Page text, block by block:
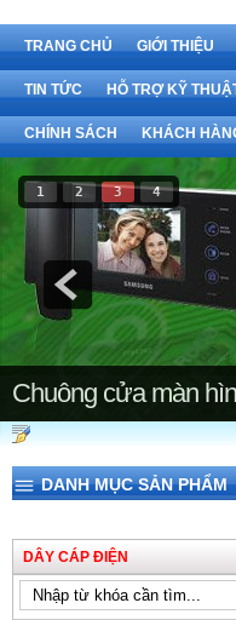
TRANG CHỦ GIỚI THIỆU
TIN TỨC HỖ TRỢ KỸ
CHÍNH SÁCH KHÁCH
1 2 3 4
Chuông cửa màn
DANH MỤC SẢN PHẨM
DÂY CÁP ĐIỆN